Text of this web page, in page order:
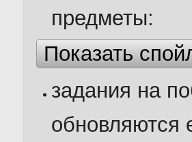
предметы:
Показать
задания на
обновляются